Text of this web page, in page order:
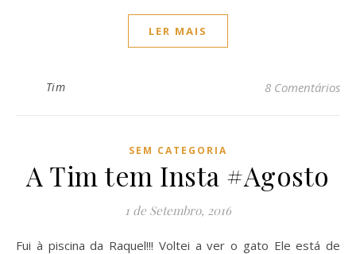
LER MAIS
Tim 8 Comentários
SEM CATEGORIA
A Tim tem Insta #Agosto
1 de Setembro, 2016
Fui à piscina da Raquel!!! Voltei a ver o gato Ele está de